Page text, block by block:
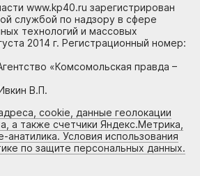
www.kp40.ru зарегистрирован
службой по надзору в сфере
технологий и массовых
2014 г. Регистрационный номер:
«Комсомольская правда –
В.П.
cookie, данные геолокации
а также счетчики Яндекс.Метрика,
Условия использования
по защите персональных данных.